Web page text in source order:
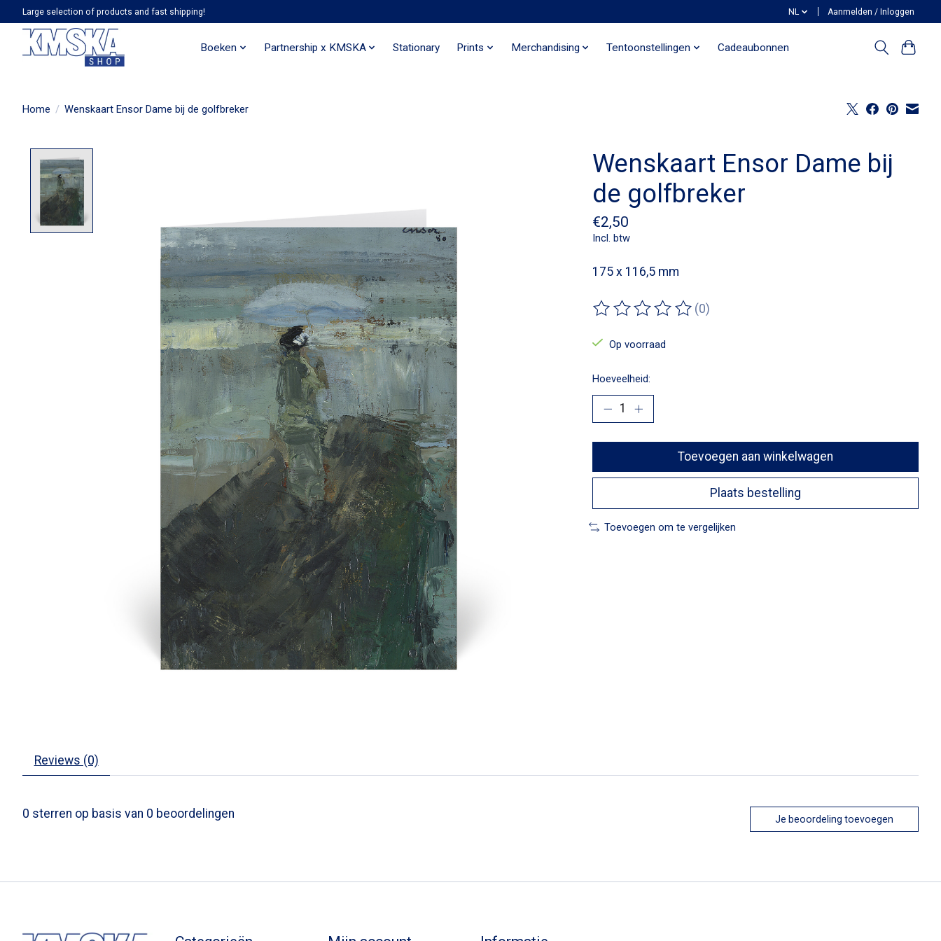
Large selection of products and fast shipping! NL Aanmelden / Inloggen
Boeken Partnership x KMSKA Stationary Prints Merchandising Tentoonstellingen Cadeaubonnen
Home / Wenskaart Ensor Dame bij de golfbreker
Wenskaart Ensor Dame bij
de golfbreker
€2,50
Incl. btw
175 x 116,5 mm
De beoordeling van dit product is
(0)
Op voorraad
Hoeveelheid:
Toevoegen aan winkelwagen
Plaats bestelling
Toevoegen om te vergelijken
Reviews (0)
0 sterren op basis van 0 beoordelingen Je beoordeling toevoegen